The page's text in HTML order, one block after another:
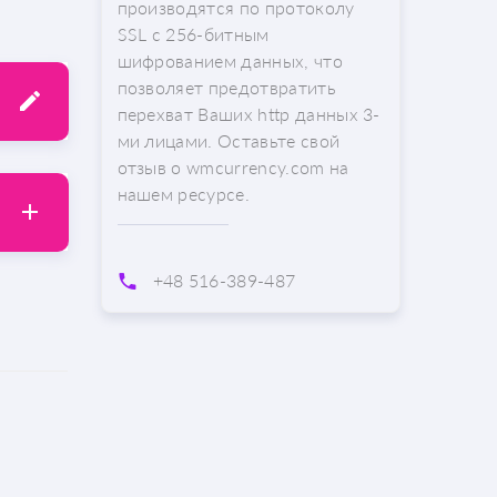
производятся по протоколу
SSL с 256-битным
шифрованием данных, что
позволяет предотвратить
перехват Ваших http данных 3-
ми лицами. Оставьте свой
отзыв о wmcurrency.com на
нашем ресурсе.
+48 516-389-487